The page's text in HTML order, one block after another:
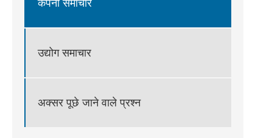
कंपनी समाचार
उद्योग समाचार
अक्सर पूछे जाने वाले प्रश्न